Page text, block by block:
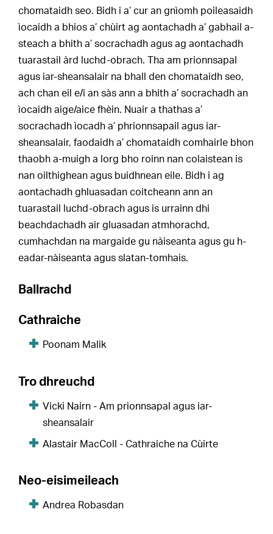
chomataidh seo. Bidh i a’ cur an gnìomh poileasaidh
ìocaidh a bhios a’ chùirt ag aontachadh a’ gabhail a-
steach a bhith a’ socrachadh agus ag aontachadh
tuarastail àrd luchd-obrach. Tha am prionnsapal
agus iar-sheansalair na bhall den chomataidh seo,
ach chan eil e/i an sàs ann a bhith a’ socrachadh an
ìocaidh aige/aice fhèin. Nuair a thathas a’
socrachadh ìocadh a’ phrionnsapail agus iar-
sheansalair, faodaidh a’ chomataidh comhairle bhon
thaobh a-muigh a lorg bho roinn nan colaistean is
nan oilthighean agus buidhnean eile. Bidh i ag
aontachadh ghluasadan coitcheann ann an
tuarastail luchd-obrach agus is urrainn dhi
beachdachadh air gluasadan atmhorachd,
cumhachdan na margaide gu nàiseanta agus gu h-
eadar-nàiseanta agus slatan-tomhais.
Ballrachd
Cathraiche
Poonam Malik
Tro dhreuchd
Vicki Nairn - Am prionnsapal agus iar-
sheansalair
Alastair MacColl - Cathraiche na Cùirte
Neo-eisimeileach
Andrea Robasdan